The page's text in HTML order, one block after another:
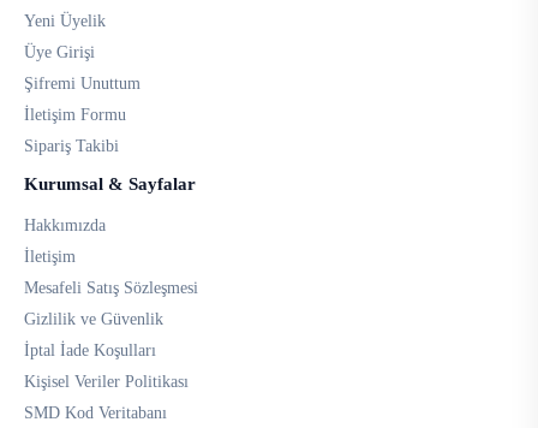
Yeni Üyelik
Üye Girişi
Şifremi Unuttum
İletişim Formu
Sipariş Takibi
Kurumsal & Sayfalar
Hakkımızda
İletişim
Mesafeli Satış Sözleşmesi
Gizlilik ve Güvenlik
İptal İade Koşulları
Kişisel Veriler Politikası
SMD Kod Veritabanı